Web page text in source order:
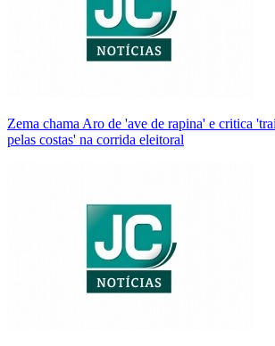
Zema chama Aro de 'ave de rapina' e critica
pelas costas' na corrida eleitoral